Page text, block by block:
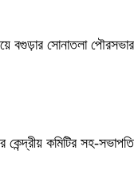
বগুড়ার সোনাতলা
কেন্দ্রীয় কমিটির সহ-